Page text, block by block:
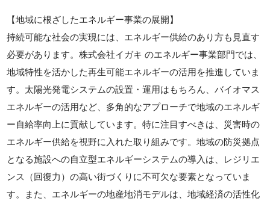
【地域に根ざしたエネルギー事業の展開】
持続可能な社会の実現には、エネルギー供給のあり方も見直す
必要があります。株式会社イガキ のエネルギー事業部門では、
地域特性を活かした再生可能エネルギーの活用を推進していま
す。太陽光発電システムの設置・運用はもちろん、バイオマス
エネルギーの活用など、多角的なアプローチで地域のエネルギ
ー自給率向上に貢献しています。特に注目すべきは、災害時の
エネルギー供給を視野に入れた取り組みです。地域の防災拠点
となる施設への自立型エネルギーシステムの導入は、レジリエ
ンス（回復力）の高い街づくりに不可欠な要素となっていま
す。また、エネルギーの地産地消モデルは、地域経済の活性化